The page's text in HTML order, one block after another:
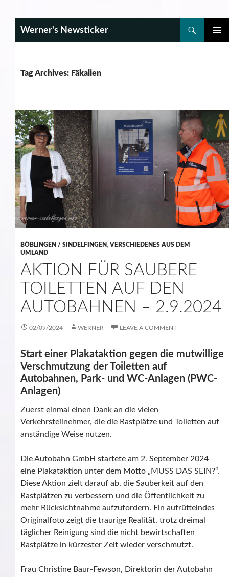
Werner's Newsticker
Tag Archives: Fäkalien
BÖBLINGEN / SINDELFINGEN, VERSCHIEDENES AUS DEM
UMLAND
AKTION FÜR SAUBERE
TOILETTEN AUF DEN
AUTOBAHNEN – 2.9.2024
02/09/2024 WERNER LEAVE A COMMENT
Start einer Plakataktion gegen die mutwillige
Verschmutzung der Toiletten auf
Autobahnen, Park- und WC-Anlagen (PWC-
Anlagen)
Zuerst einmal einen Dank an die vielen
Verkehrsteilnehmer, die die Rastplätze und Toiletten auf
anständige Weise nutzen.
Die Autobahn GmbH startete am 2. September 2024
eine Plakataktion unter dem Motto „MUSS DAS SEIN?“.
Diese Aktion zielt darauf ab, die Sauberkeit auf den
Rastplätzen zu verbessern und die Öffentlichkeit zu
mehr Rücksichtnahme aufzufordern. Ein aufrüttelndes
Originalfoto zeigt die traurige Realität, trotz dreimal
täglicher Reinigung sind die nicht bewirtschaften
Rastplätze in kürzester Zeit wieder verschmutzt.
Frau Christine Baur-Fewson, Direktorin der Autobahn